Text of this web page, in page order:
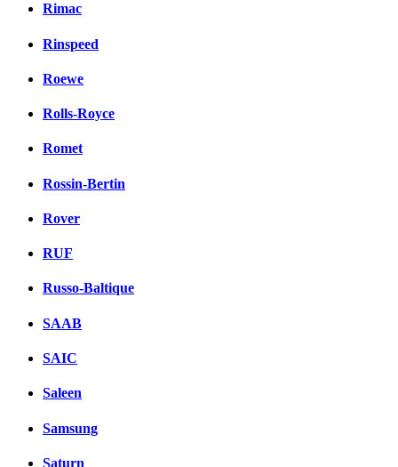
Rimac
Rinspeed
Roewe
Rolls-Royce
Romet
Rossin-Bertin
Rover
RUF
Russo-Baltique
SAAB
SAIC
Saleen
Samsung
Saturn